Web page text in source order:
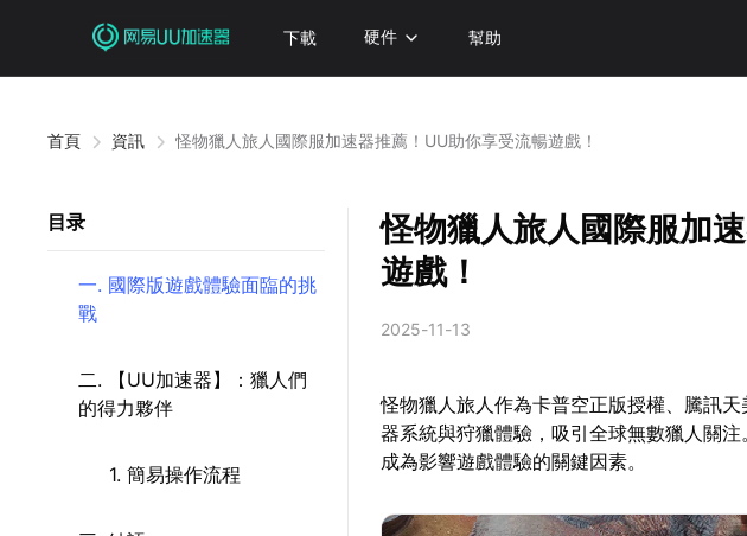
下載 硬件 幫助
首頁 資訊 怪物獵人旅人國際服加速器推薦！UU助你享受流暢遊戲！
目录
一. 國際版遊戲體驗面臨的挑
戰
二. 【UU加速器】：獵人們
的得力夥伴
1. 簡易操作流程
怪物獵人旅人國際服加
遊戲！
2025-11-13
怪物獵人旅人作為卡普空正版授權、騰訊
器系統與狩獵體驗，吸引全球無數獵人關
成為影響遊戲體驗的關鍵因素。